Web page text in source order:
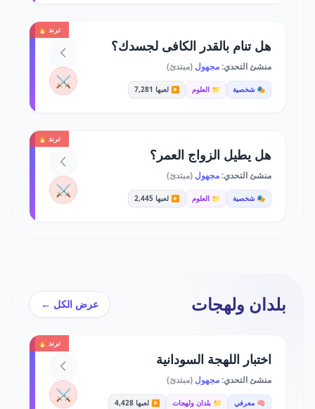
ترند 🔥
هل تنام بالقدر الكافى لجسدك؟
منشئ التحدي:مجهول (مبتدئ)
🎭 شخصية 📁 العلوم ▶️ لعبها 7,281 ⚔️
ترند 🔥
هل يطيل الزواج العمر؟
منشئ التحدي:مجهول (مبتدئ)
🎭 شخصية 📁 العلوم ▶️ لعبها 2,445 ⚔️
بلدان ولهجات عرض الكل ←
ترند 🔥
اختبار اللهجة السودانية
منشئ التحدي:مجهول (مبتدئ)
🧠 معرفي 📁 بلدان ولهجات ▶️ لعبها 4,428 ⚔️